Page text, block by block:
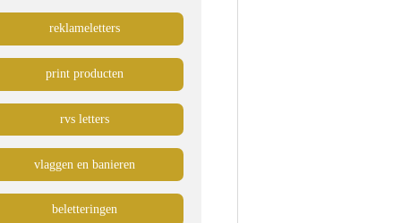
reklameletters
print producten
rvs letters
vlaggen en banieren
beletteringen